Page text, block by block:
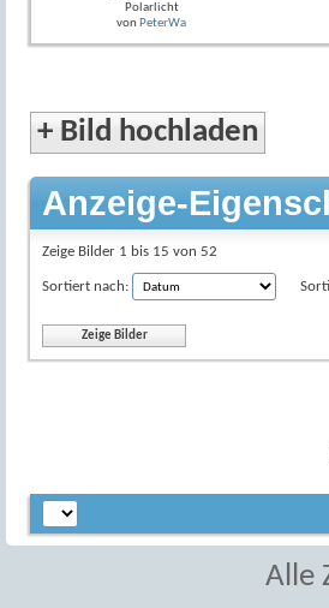
Polarlicht
von PeterWa
+ Bild hochladen
Anzeige-
Zeige Bilder 1 bis 15 von 52
Sortiert nach:
Alle